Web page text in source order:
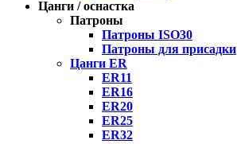
Цанги / оснастка
Патроны
Патроны ISO30
Патроны для присадки
Цанги ER
ER11
ER16
ER20
ER25
ER32